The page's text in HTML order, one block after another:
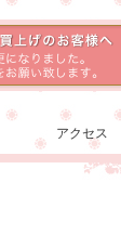
アクセス